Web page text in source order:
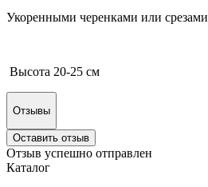
Укоренными черенками или срезами
Высота 20-25 см
Отзывы
Оставить отзыв
Отзыв успешно отправлен
Каталог